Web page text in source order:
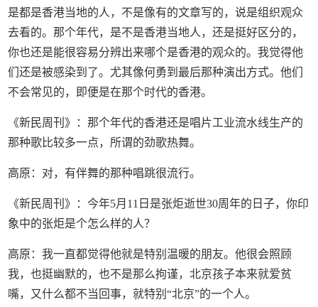
是都是香港当地的人，不是像有的文章写的，说是组织观众
去看的。那个年代，是不是香港当地人，还是挺好区分的，
你也还是能很容易分辨出来哪个是香港的观众的。我觉得他
们还是被感染到了。尤其像何勇到最后那种演出方式。他们
不会常见的，即便是在那个时代的香港。
《新民周刊》：那个年代的香港还是唱片工业流水线生产的
那种歌比较多一点，所谓的劲歌热舞。
高原：对，有伴舞的那种唱跳很流行。
《新民周刊》：今年5月11日是张炬逝世30周年的日子，你印
象中的张炬是个怎么样的人？
高原：我一直都觉得他就是特别温暖的朋友。他很会照顾
我，也挺幽默的，也不是那么拘谨，北京孩子本来就爱贫
嘴，又什么都不当回事，就特别“北京”的一个人。